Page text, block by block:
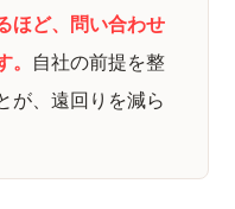
ほど、問い合わせ
自社の前提を整
が、遠回りを減ら